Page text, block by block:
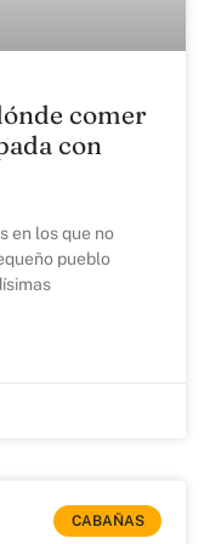
comer
con
en los que no
pueblo
CABAÑAS